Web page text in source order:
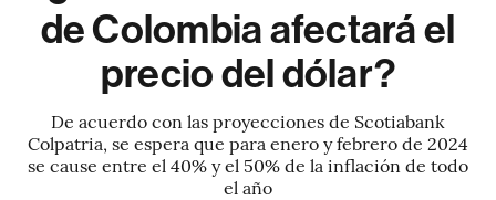
de Colombia afectará el
precio del dólar?
De acuerdo con las proyecciones de Scotiabank
Colpatria, se espera que para enero y febrero de 2024
se cause entre el 40% y el 50% de la inflación de todo
el año